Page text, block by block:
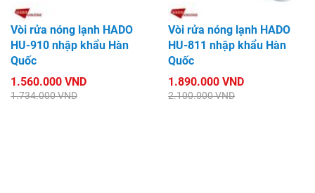
Vòi rửa nóng lạnh HADO
HU-910 nhập khẩu Hàn
Quốc
1.560.000 VND
1.734.000 VND
Vòi rửa nóng lạnh HADO
HU-811 nhập khẩu Hàn
Quốc
1.890.000 VND
2.100.000 VND